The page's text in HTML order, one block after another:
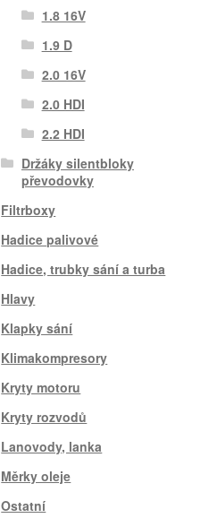
1.8 16V
1.9 D
2.0 16V
2.0 HDI
2.2 HDI
Držáky silentbloky
převodovky
Filtrboxy
Hadice palivové
Hadice, trubky sání a turba
Hlavy
Klapky sání
Klimakompresory
Kryty motoru
Kryty rozvodů
Lanovody, lanka
Měrky oleje
Ostatní